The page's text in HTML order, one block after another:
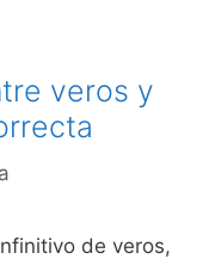
veros y
de veros,